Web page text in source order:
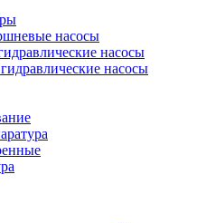
насосы
насосы
насосы